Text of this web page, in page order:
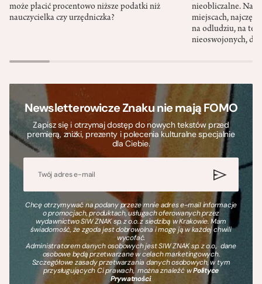
może płacić procentowo niższe podatki niż
nauczycielka czy urzędniczka?
nieobliczalne.
miejscach,
na odludziu, na
nieoswojonych,
Newsletterowicze Znaku nie mają FOMO
Zapisz się i otrzymaj dostęp do nowych tekstów przed
premierą, zniżki, prezenty i polecenia kulturalne specjalnie
dla Ciebie.
Chcę otrzymywać na podany przeze mnie adres e-mail informacje
o promocjach, produktach, usługach oferowanych przez
wydawnictwo SIW ZNAK sp. z o.o. z siedzibą w Krakowie. Mam
świadomość, że zgoda jest dobrowolna i mogę ją w każdej chwili
wycofać.
Administratorem danych osobowych jest SIW ZNAK sp. z o.o., dane
osobowe będą przetwarzane w celach marketingowych.
Szczegółowe zasady przetwarzania danych osobowych, w tym
przysługujących Ci prawach, można znaleźć wPolityce
Prywatności.